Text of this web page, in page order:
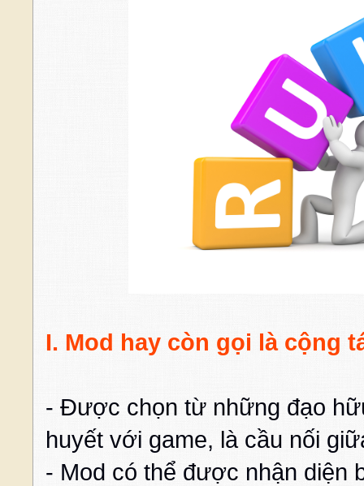
I. Mod hay còn gọi là cộng
- Được chọn từ những đạo
huyết với game, là cầu nối
- Mod có thể được nhận diện